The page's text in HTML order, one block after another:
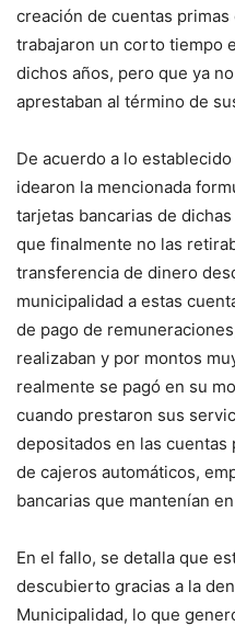
creación de cuentas
trabajaron un corto tiempo
dichos años, pero que ya
aprestaban al término de
De acuerdo a lo
idearon la mencionada
tarjetas bancarias de
que finalmente no las
transferencia de dinero
municipalidad a estas
de pago de
realizaban y por montos
realmente se pagó en su
cuando prestaron sus
depositados en las
de cajeros automáticos,
bancarias que mantenían
En el fallo, se detalla que
descubierto gracias a la
Municipalidad, lo que